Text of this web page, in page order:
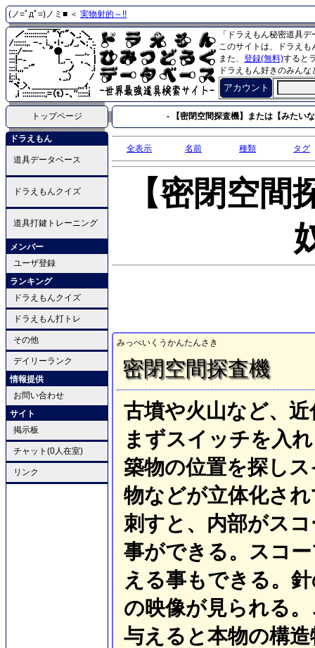
(ノ=ﾟдﾟ=)ノミ■ ＜ 実物射的～!!
「ドラえもん秘密道具
このサイトは、ドラえ
また、 登録(無料)すると
ドラえもん好きのみん
アカウント
トップページ - 【密閉空間探査機】または【みたい
ドラえもん
道具データベース
ドラえもんクイズ
道具打鍵トレーニング
メンバー
ユーザ登録
ランキング
ドラえもんクイズ
ドラえもん打トレ
その他
デイリーランク
情報提供
お問い合わせ
サイト
掲示板
チャット(0人在室)
リンク
全表示 名前 種類 タグ
【密閉空
みっぺいくうかんたんさき
密閉空間探査機
古墳や火山など、
まずスイッチを入
築物の位置を探し
物などが立体化さ
刺すと、内部がス
事ができる。スコ
える事もできる。
の映像が見られる
与えると本物の構